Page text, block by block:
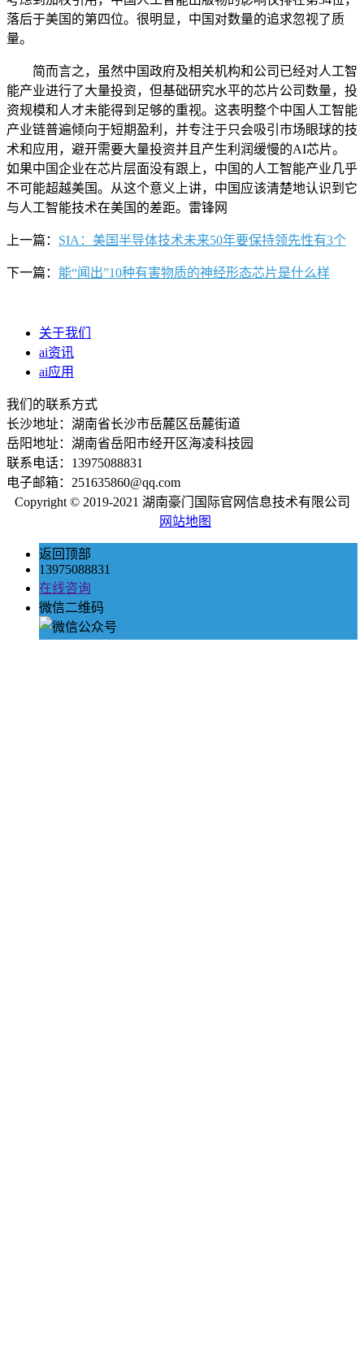
落后于美国的第四位。很明显，中国对数量的追求忽视了质
量。
简而言之，虽然中国政府及相关机构和公司已经对人工智
能产业进行了大量投资，但基础研究水平的芯片公司数量，投
资规模和人才未能得到足够的重视。这表明整个中国人工智能
产业链普遍倾向于短期盈利，并专注于只会吸引市场眼球的技
术和应用，避开需要大量投资并且产生利润缓慢的AI芯片。
如果中国企业在芯片层面没有跟上，中国的人工智能产业几乎
不可能超越美国。从这个意义上讲，中国应该清楚地认识到它
与人工智能技术在美国的差距。雷锋网
上一篇： SIA：美国半导体技术未来50年要保持领先性有3个
下一篇： 能“闻出”10种有害物质的神经形态芯片是什么样
关于我们
ai资讯
ai应用
我们的联系方式
长沙地址：湖南省长沙市岳麓区岳麓街道
岳阳地址：湖南省岳阳市经开区海凌科技园
联系电话：13975088831
电子邮箱：251635860@qq.com
Copyright © 2019-2021 湖南豪门国际官网信息技术有限公司
网站地图
返回顶部
13975088831
在线咨询
微信二维码